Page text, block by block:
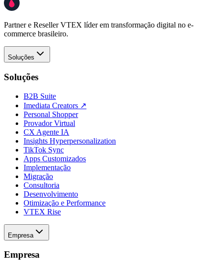
Partner e Reseller VTEX líder em transformação digital no e-
commerce brasileiro.
Soluções
Soluções
B2B Suite
Imediata Creators ↗
Personal Shopper
Provador Virtual
CX Agente IA
Insights Hyperpersonalization
TikTok Sync
Apps Customizados
Implementação
Migração
Consultoria
Desenvolvimento
Otimização e Performance
VTEX Rise
Empresa
Empresa